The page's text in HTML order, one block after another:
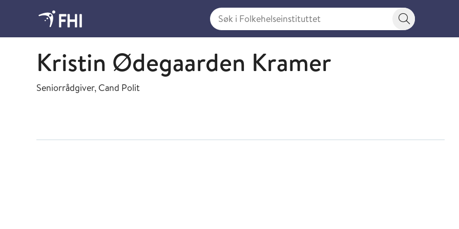
Søk i Folkehelseinstituttet
Søkeknapp
Helseundersøkingar
Kristin Ødegaarden Kramer
Seniorrådgiver, Cand Polit